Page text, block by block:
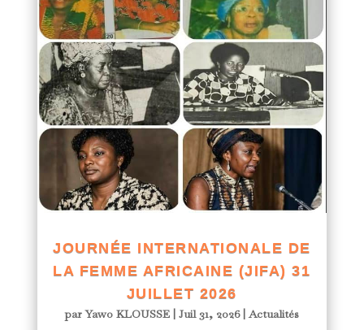
JOURNÉE INTERNATIONALE DE
LA FEMME AFRICAINE (JIFA) 31
JUILLET 2026
parYawo KLOUSSE |Juil 31, 2026|Actualités